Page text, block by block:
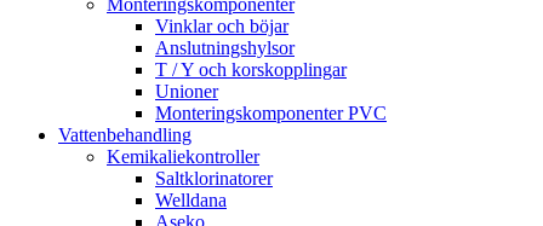
Monteringskomponenter
Vinklar och böjar
Anslutningshylsor
T / Y och korskopplingar
Unioner
Monteringskomponenter PVC
Vattenbehandling
Kemikaliekontroller
Saltklorinatorer
Welldana